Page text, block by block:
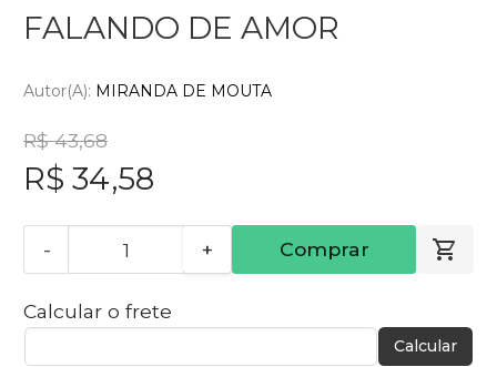
FALANDO DE AMOR
Autor(a): MIRANDA DE MOUTA
R$ 43,68
R$ 34,58
- + Comprar
Calcular o frete
Calcular